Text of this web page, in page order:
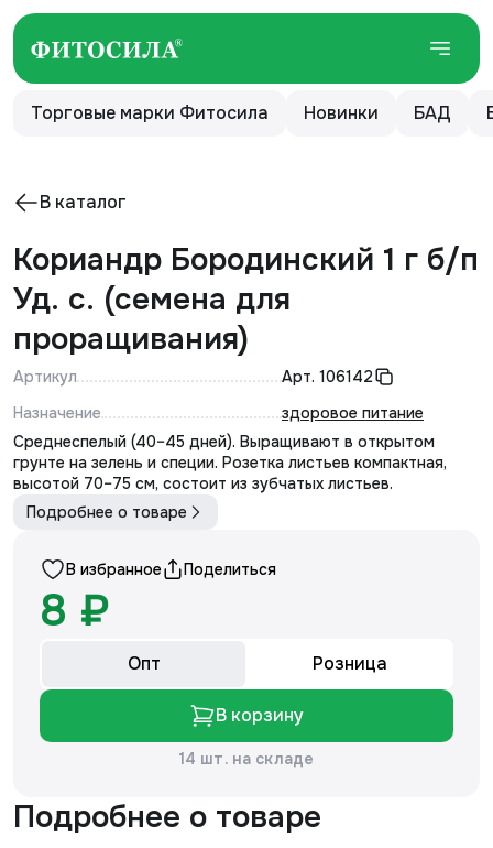
Торговые марки Фитосила Новинки БАД
В каталог
Кориандр Бородинский 1 г б/п
Уд. с. (семена для
проращивания)
Артикул Арт. 106142
Назначение
здоровое питание
Среднеспелый (40–45 дней). Выращивают в открытом
грунте на зелень и специи. Розетка листьев компактная,
высотой 70–75 см, состоит из зубчатых листьев.
Подробнее о товаре
В избранное Поделиться
8 ₽
Опт Розница
В корзину
14 шт. на складе
Подробнее о товаре